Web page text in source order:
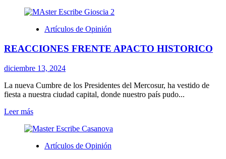
sobre
Y
Artículos de Opinión
REACCIONES FRENTE APACTO HISTORICO
diciembre 13, 2024
La nueva Cumbre de los Presidentes del Mercosur, ha vestido de
fiesta a nuestra ciudad capital, donde nuestro país pudo...
Leer másLeer
sobre
FRENTE
Artículos de Opinión